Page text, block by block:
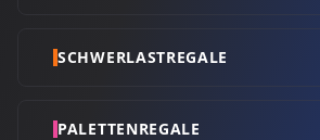
SCHWERLASTREGALE
PALETTENREGALE